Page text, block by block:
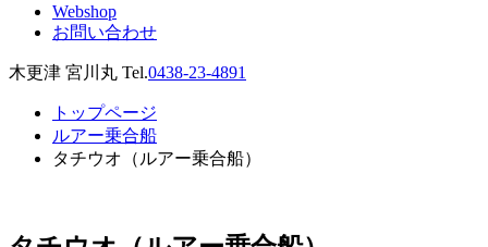
Webshop
お問い合わせ
木更津 宮川丸 Tel.0438-23-4891
トップページ
ルアー乗合船
タチウオ（ルアー乗合船）